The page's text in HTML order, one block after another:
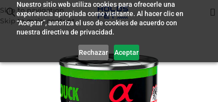
Nuestro sitio web utiliza cookies para ofrecerle una
experiencia apropiada como visitante. Al hacer clic en
“Aceptar”, autoriza el uso de cookies de acuerdo con
nuestra directiva de privacidad.
Rechazar Aceptar
Skip to navigation
Skip to main content
Inicio/ Humedo para Perros